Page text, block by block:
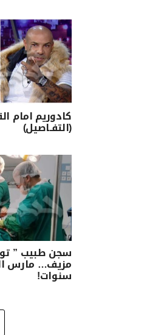
كادوريم امام
(التفـاصيل)
سجن طبيب ”
سنوات!